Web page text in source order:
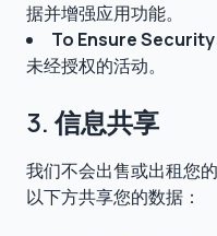
据并增强应用功能。
To Ensure
未经授权的活动。
3. 信息共享
我们不会出售或出租您
以下方共享您的数据：